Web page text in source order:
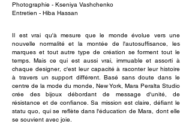
Photographie - Kseniya Vashchenko
Entretien - Hiba Hassan
Il est vrai qu'à mesure que le monde évolue vers une
nouvelle normalité et la montée de l'autosuffisance, les
marques et tout autre type de création se forment tout le
temps. Mais ce qui est aussi vrai, immuable et assorti à
chaque designer, c'est leur capacité à raconter leur histoire
à travers un support différent. Basé sans doute dans le
centre de la mode du monde, New York, Mara Peralta Studio
crée des bijoux débordant de message d'unité, de
résistance et de confiance. Sa mission est claire, défiant le
statu quo, qui se reflète dans l'éducation de Mara, dont elle
se souvient avec joie.